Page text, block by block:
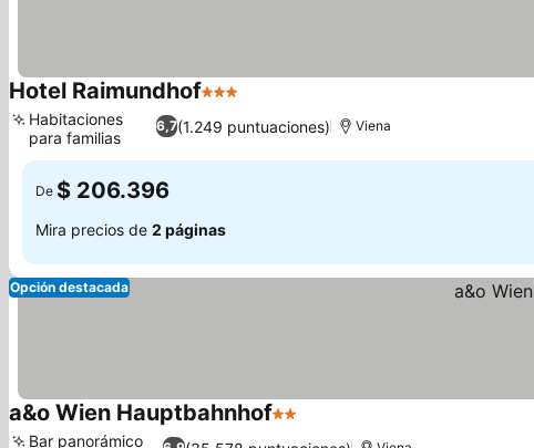
Hotel Raimundhof3 Estrellas
6,7(1.249 puntuaciones)
Habitaciones
para familias
Viena
De $ 206.396
Mira precios de 2 páginas
Opción destacada
a&o Wien Hauptbahnhof2 Estrellas
Bar panorámico